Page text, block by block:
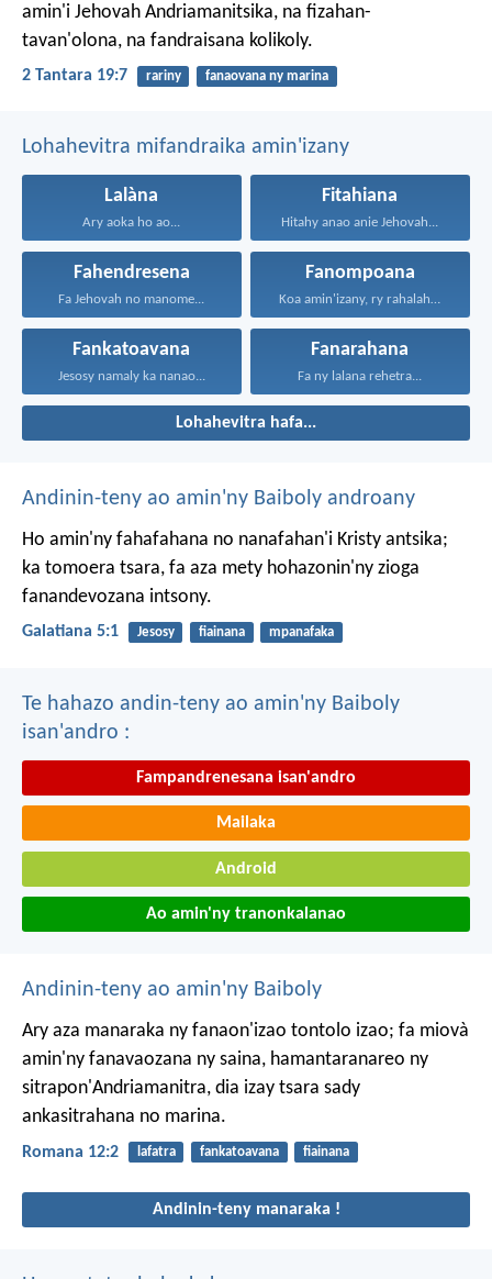
amin'i Jehovah Andriamanitsika, na fizahan-
tavan'olona, na fandraisana kolikoly.
2 Tantara 19:7 rariny fanaovana ny marina
Lohahevitra mifandraika amin'izany
Lalàna
Ary aoka ho ao...
Fitahiana
Hitahy anao anie Jehovah...
Fahendresena
Fa Jehovah no manome...
Fanompoana
Koa amin'izany, ry rahalahy...
Fankatoavana
Jesosy namaly ka nanao...
Fanarahana
Fa ny lalana rehetra...
Lohahevitra hafa...
Andinin-teny ao amin'ny Baiboly androany
Ho amin'ny fahafahana no nanafahan'i Kristy antsika;
ka tomoera tsara, fa aza mety hohazonin'ny zioga
fanandevozana intsony.
Galatiana 5:1 Jesosy fiainana mpanafaka
Te hahazo andin-teny ao amin'ny Baiboly
isan'andro :
Fampandrenesana isan'andro
Mailaka
Android
Ao amin'ny tranonkalanao
Andinin-teny ao amin'ny Baiboly
Ary aza manaraka ny fanaon'izao tontolo izao; fa miovà
amin'ny fanavaozana ny saina, hamantaranareo ny
sitrapon'Andriamanitra, dia izay tsara sady
ankasitrahana no marina.
Romana 12:2 lafatra fankatoavana fiainana
Andinin-teny manaraka !